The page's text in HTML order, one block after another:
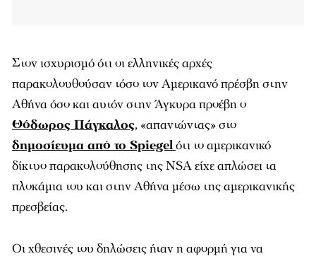
Στον ισχυρισμό ότι οι ελληνικές αρχές
παρακολουθούσαν τόσο τον Αμερικανό πρέσβη στην
Αθήνα όσο και αυτόν στην Άγκυρα προέβη ο
Θόδωρος Πάγκαλος, «απαντώντας» στο
δημοσίευμα από το Spiegelότι το αμερικανικό
δίκτυο παρακολούθησης της NSA είχε απλώσει τα
πλοκάμια του και στην Αθήνα μέσω της αμερικανικής
πρεσβείας.
Οι χθεσινές του δηλώσεις ήταν η αφορμή για να